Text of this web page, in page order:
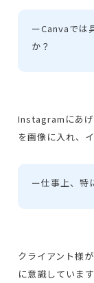
ーCanvaでは
か？
Instagramにあげ
を画像に入れ、
ー仕事上、特
クライアント様
に意識していま